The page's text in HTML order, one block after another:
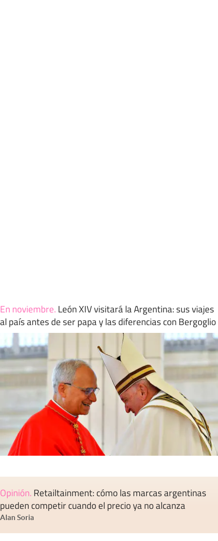
En noviembre. León XIV visitará la Argentina: sus viajes
al país antes de ser papa y las diferencias con Bergoglio
Opinión. Retailtainment: cómo las marcas argentinas
pueden competir cuando el precio ya no alcanza
Alan Soria